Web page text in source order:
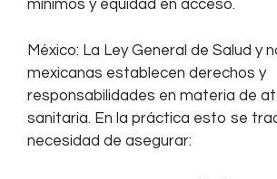
mínimos y equidad en acceso.
México: La Ley General de Salud y
mexicanas establecen derechos y
responsabilidades en materia de
sanitaria. En la práctica esto se
necesidad de asegurar: